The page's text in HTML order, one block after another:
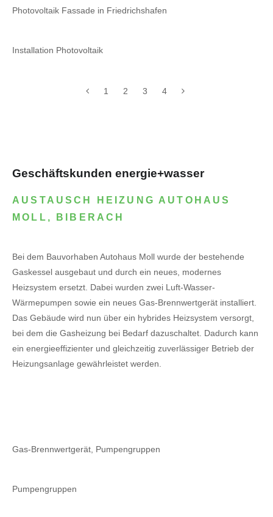
Photovoltaik Fassade in Friedrichshafen
Installation Photovoltaik
1 2 3 4
Geschäftskunden energie+wasser
AUSTAUSCH HEIZUNG AUTOHAUS
MOLL, BIBERACH
Bei dem Bauvorhaben Autohaus Moll wurde der bestehende
Gaskessel ausgebaut und durch ein neues, modernes
Heizsystem ersetzt. Dabei wurden zwei Luft-Wasser-
Wärmepumpen sowie ein neues Gas-Brennwertgerät installiert.
Das Gebäude wird nun über ein hybrides Heizsystem versorgt,
bei dem die Gasheizung bei Bedarf dazuschaltet. Dadurch kann
ein energieeffizienter und gleichzeitig zuverlässiger Betrieb der
Heizungsanlage gewährleistet werden.
Gas-Brennwertgerät, Pumpengruppen
Pumpengruppen